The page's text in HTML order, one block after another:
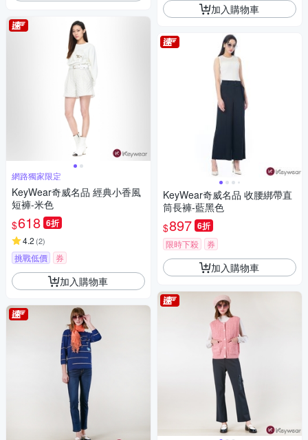
網路獨家限定
KeyWear奇威名品 經典小香風
短褲-米色
$618 6折
4.2 (2)
挑戰低價 券
加入購物車
加入購物車
KeyWear奇威名品 收腰綁帶直
筒長褲-藍黑色
$897 6折
限時下殺 券
加入購物車